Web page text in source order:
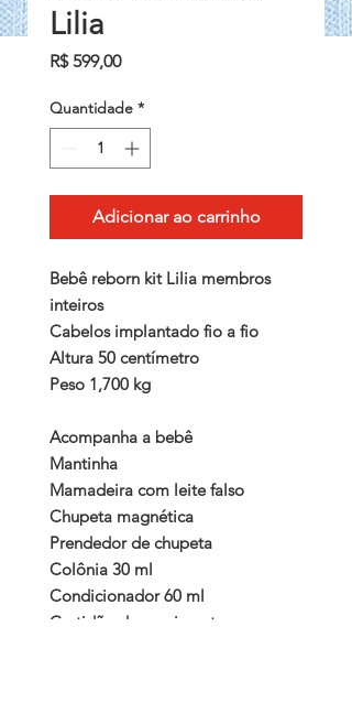
Lilia
R$ 599,00Preço
Quantidade *
Adicionar ao carrinho
Bebê reborn kit Lilia membros
inteiros
Cabelos implantado fio a fio
Altura 50 centímetro
Peso 1,700 kg
Acompanha a bebê
Mantinha
Mamadeira com leite falso
Chupeta magnética
Prendedor de chupeta
Colônia 30 ml
Condicionador 60 ml
Certidão de nascimento